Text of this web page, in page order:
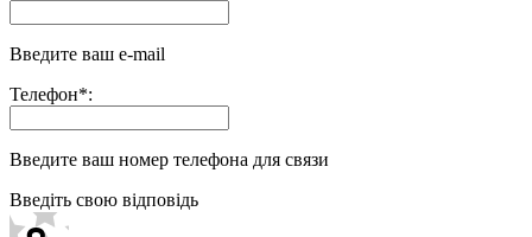
Введите ваш e-mail
Телефон*:
Введите ваш номер телефона для связи
Введіть свою відповідь